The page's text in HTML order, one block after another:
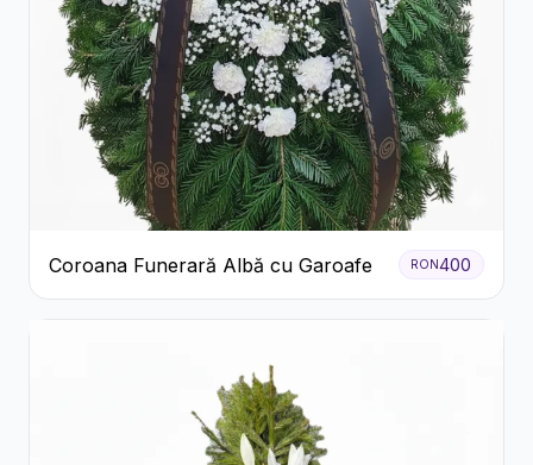
Coroana Funerară Albă cu Garoafe RON400